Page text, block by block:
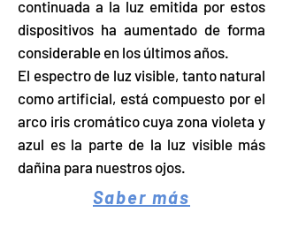
continuada a la luz emitida por estos
dispositivos ha aumentado de forma
considerable en los últimos años.
El espectro de luz visible, tanto natural
como artificial, está compuesto por el
arco iris cromático cuya zona violeta y
azul es la parte de la luz visible más
dañina para nuestros ojos.
Saber más